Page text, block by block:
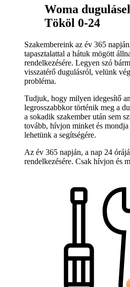
Woma
Tököl 0-24
Szakembereink az év 365
tapasztalattal a hátuk mögött
rendelkezésére. Legyen szó
visszatérő dugulásról, velünk
probléma.
Tudjuk, hogy milyen idegesítő
legrosszabbkor történik meg a
a sokadik szakember után sem
tovább, hívjon minket és
lehetünk a segítségére.
Az év 365 napján, a nap 24
rendelkezésére. Csak hívjon és